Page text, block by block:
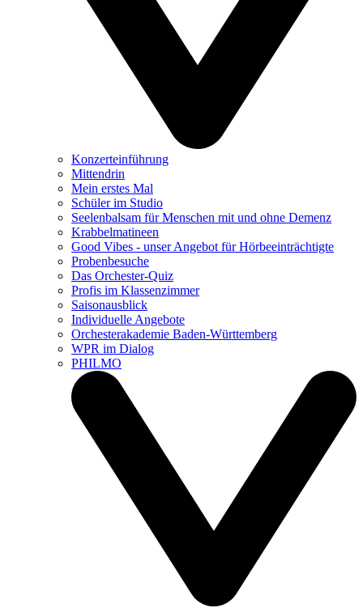
Konzerteinführung
Mittendrin
Mein erstes Mal
Schüler im Studio
Seelenbalsam für Menschen mit und ohne Demenz
Krabbelmatineen
Good Vibes - unser Angebot für Hörbeeinträchtigte
Probenbesuche
Das Orchester-Quiz
Profis im Klassenzimmer
Saisonausblick
Individuelle Angebote
Orchesterakademie Baden-Württemberg
WPR im Dialog
PHILMO